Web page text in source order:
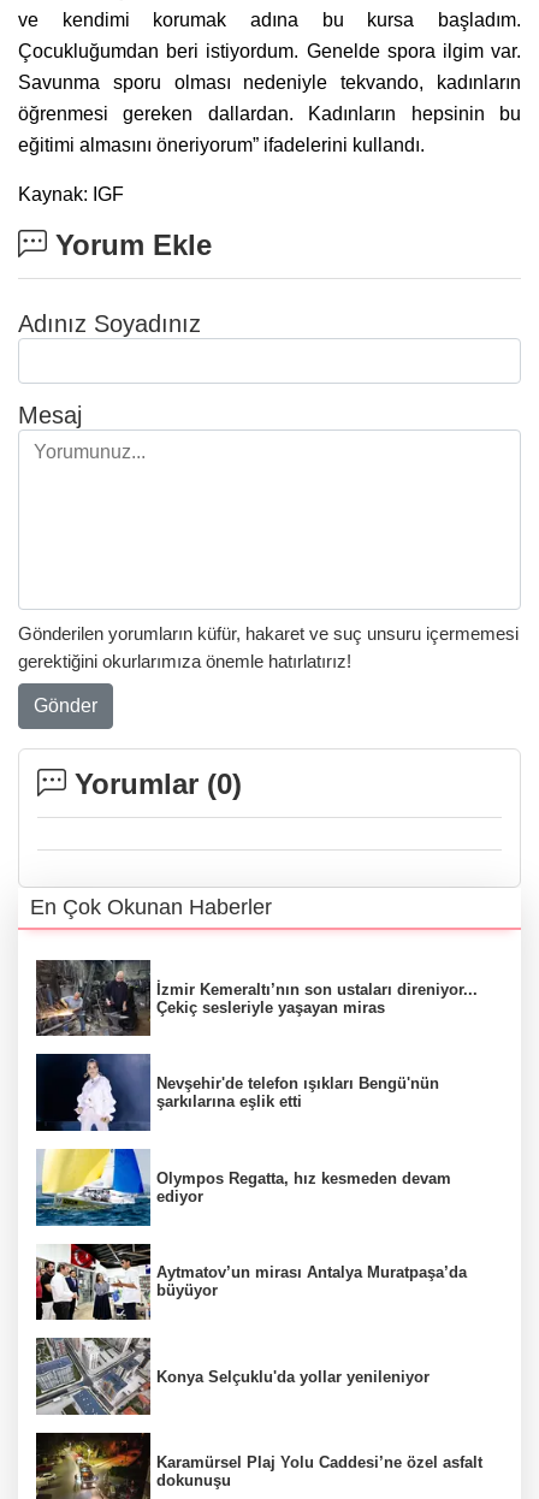
ve kendimi korumak adına bu kursa başladım.
Çocukluğumdan beri istiyordum. Genelde spora ilgim var.
Savunma sporu olması nedeniyle tekvando, kadınların
öğrenmesi gereken dallardan. Kadınların hepsinin bu
eğitimi almasını öneriyorum” ifadelerini kullandı.
Kaynak: IGF
Yorum Ekle
Adınız Soyadınız
Mesaj
Gönderilen yorumların küfür, hakaret ve suç unsuru içermemesi
gerektiğini okurlarımıza önemle hatırlatırız!
Gönder
Yorumlar (0)
En Çok Okunan Haberler
İzmir Kemeraltı’nın son ustaları direniyor...
Çekiç sesleriyle yaşayan miras
Nevşehir'de telefon ışıkları Bengü'nün
şarkılarına eşlik etti
Olympos Regatta, hız kesmeden devam
ediyor
Aytmatov’un mirası Antalya Muratpaşa’da
büyüyor
Konya Selçuklu'da yollar yenileniyor
Karamürsel Plaj Yolu Caddesi’ne özel asfalt
dokunuşu